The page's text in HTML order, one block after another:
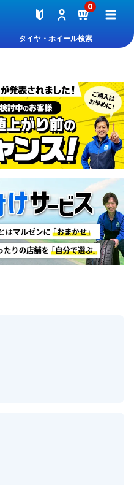
0
タイヤ・ホイール検索